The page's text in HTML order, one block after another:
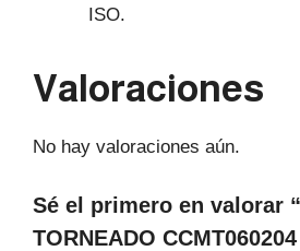
ISO.
Valoraciones
No hay valoraciones aún.
Sé el primero en valorar
TORNEADO